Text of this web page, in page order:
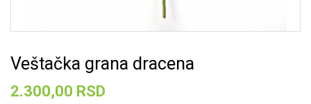
Veštačka grana dracena
2.300,00 RSD